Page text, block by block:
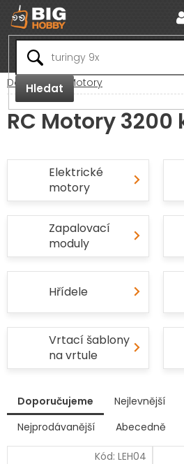
Přejít
na
obsah
Hledat
Domů RC Motory
RC Motory 3200
Elektrické
motory
Zapalovací
moduly
Hřídele
Vrtací šablony
na vrtule
a
Doporučujeme Nejlevnější
Nejprodávanější
Abecedně
ý
i
Kód: LEH04